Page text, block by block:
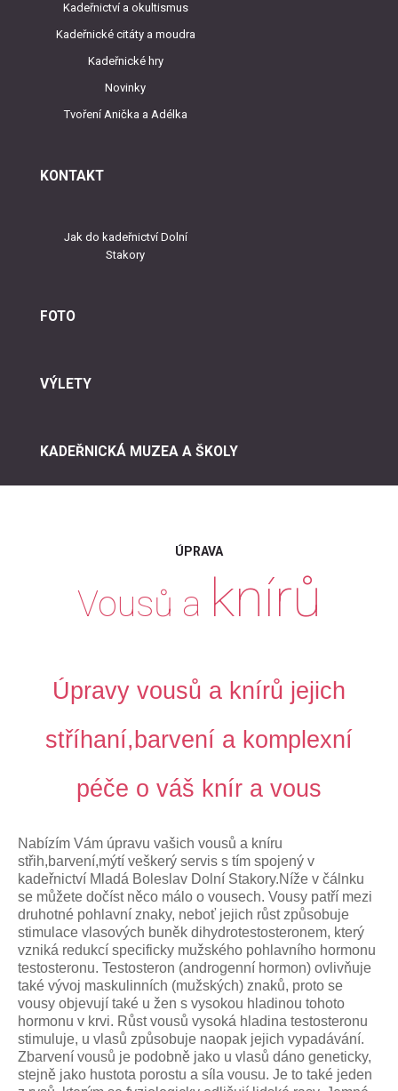
Kadeřnictví a okultismus
Kadeřnické citáty a moudra
Kadeřnické hry
Novinky
Tvoření Anička a Adélka
KONTAKT
Jak do kadeřnictví Dolní
Stakory
FOTO
VÝLETY
KADEŘNICKÁ MUZEA A ŠKOLY
ÚPRAVA
Vousů a knírů
Úpravy vousů a knírů jejich
stříhaní,barvení a komplexní
péče o váš knír a vous
Nabízím Vám úpravu vašich vousů a kníru
střih,barvení,mýtí veškerý servis s tím spojený v
kadeřnictví Mladá Boleslav Dolní Stakory.Níže v čálnku
se můžete dočíst něco málo o vousech. Vousy patří mezi
druhotné pohlavní znaky, neboť jejich růst způsobuje
stimulace vlasových buněk dihydrotestosteronem, který
vzniká redukcí specificky mužského pohlavního hormonu
testosteronu. Testosteron (androgenní hormon) ovlivňuje
také vývoj maskulinních (mužských) znaků, proto se
vousy objevují také u žen s vysokou hladinou tohoto
hormonu v krvi. Růst vousů vysoká hladina testosteronu
stimuluje, u vlasů způsobuje naopak jejich vypadávání.
Zbarvení vousů je podobně jako u vlasů dáno geneticky,
stejně jako hustota porostu a síla vousu. Je to také jeden